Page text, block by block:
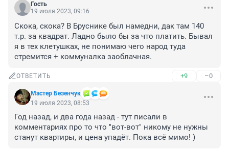
Гость
19 июля 2023, 09:16
Скока, скока? В Бруснике был намедни, дак там 140
т.р. за квадрат. Ладно было бы за что платить. Бывал
я в тех клетушках, не понимаю чего народ туда
стремится + коммуналка заоблачная.
ОТВЕТИТЬ +9 –0
Мастер Безенчук
19 июля 2023, 08:53
Год назад, и два года назад - тут писали в
комментариях про то что "вот-вот" никому не нужны
станут квартиры, и цена упадёт. Пока всё мимо! )